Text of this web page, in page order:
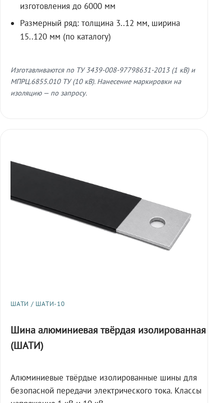
изготовления до 6000 мм
Размерный ряд: толщина 3..12 мм, ширина
15..120 мм (по каталогу)
Изготавливаются по ТУ 3439-008-97798631-2013 (1 кВ) и
МПРЦ.6855.010 ТУ (10 кВ). Нанесение маркировки на
изоляцию — по запросу.
ШАТИ / ШАТИ-10
Шина алюминиевая твёрдая изолированная
(ШАТИ)
Алюминиевые твёрдые изолированные шины для
безопасной передачи электрического тока. Классы